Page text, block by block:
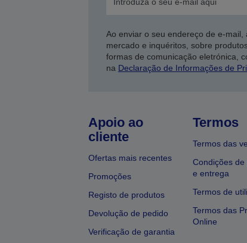
Ao enviar o seu endereço de e-
mercado e inquéritos, sobre
formas de comunicação eletrónica,
na Declaração de Informações de
Apoio ao
cliente
Ofertas mais recentes
Promoções
Registo de produtos
Devolução de pedido
Verificação de garantia
Termos
Termos das
Condições de
e entrega
Termos de
Termos das
Online